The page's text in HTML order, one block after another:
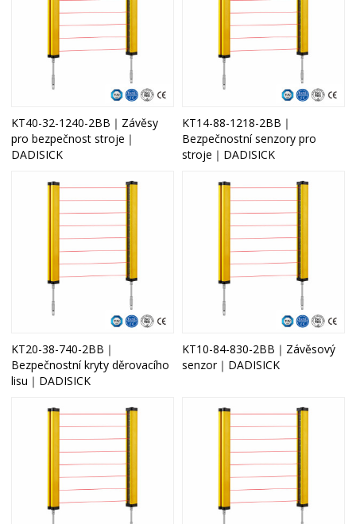
KT40-32-1240-2BB｜Závěsy
pro bezpečnost stroje｜
DADISICK
KT14-88-1218-2BB｜
Bezpečnostní senzory pro
stroje｜DADISICK
KT20-38-740-2BB｜
Bezpečnostní kryty děrovacího
lisu｜DADISICK
KT10-84-830-2BB｜Závěsový
senzor｜DADISICK